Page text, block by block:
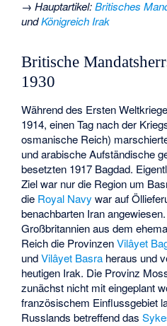
→Hauptartikel:Britisches
undKönigreich Irak
Britische
1930
Während des Ersten
1914, einen Tag nach der
osmanische Reich)
und arabische Aufständische
besetzten 1917 Bagdad.
Ziel war nur die Region um
die Royal Navy war auf
benachbarten Iran
Großbritannien aus dem
Reich die ProvinzenVilâyet
undVilâyet Basra heraus und
heutigen Irak. Die Provinz
zunächst nicht mit eingeplant
französischem Einflussgebiet
Russlands betreffend das